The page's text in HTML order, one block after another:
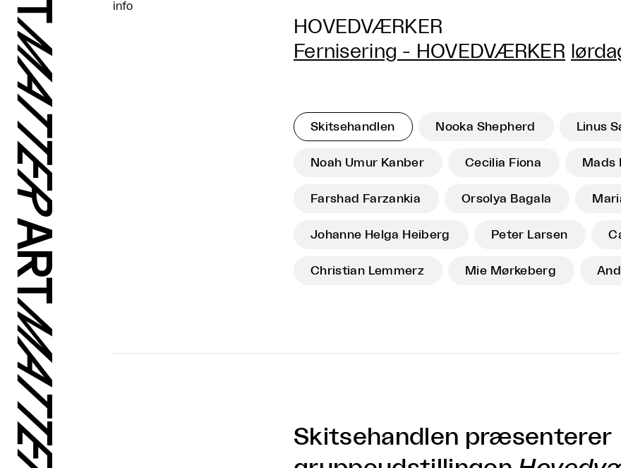
info
HOVEDVÆRKER
Fernisering - HOVEDVÆRKER
Skitsehandlen Nooka Shepherd Linus
Noah Umur Kanber Cecilia Fiona Mads
Farshad Farzankia Orsolya Bagala
Johanne Helga Heiberg Peter Larsen
Christian Lemmerz Mie Mørkeberg
Skitsehandlen præsenterer